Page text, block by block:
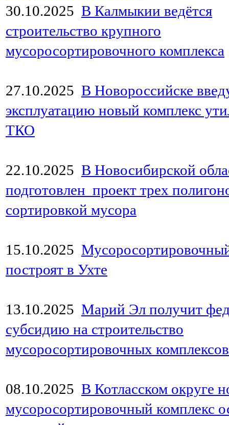
30.10.2025 В Калмыкии ведётся
строительство крупного
мусоросортировочного комплекса
27.10.2025 В Новороссийске
эксплуатацию новый комплекс
ТКО
22.10.2025 В Новосибирской
подготовлен проект трех
сортировкой мусора
15.10.2025
построят в Ухте
13.10.2025 Марий Эл получит
субсидию на строительство
мусоросортировочных комплексов
08.10.2025 В Котласском округе
мусоросортировочный комплекс